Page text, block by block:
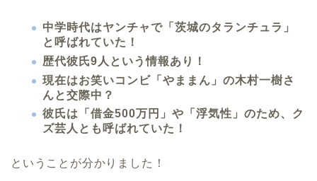
中学時代はヤンチャで「茨城のタランチュラ」
と呼ばれていた！
歴代彼氏9人という情報あり！
現在はお笑いコンビ「やままん」の木村一樹さ
んと交際中？
彼氏は「借金500万円」や「浮気性」のため、ク
ズ芸人とも呼ばれていた！
ということが分かりました！